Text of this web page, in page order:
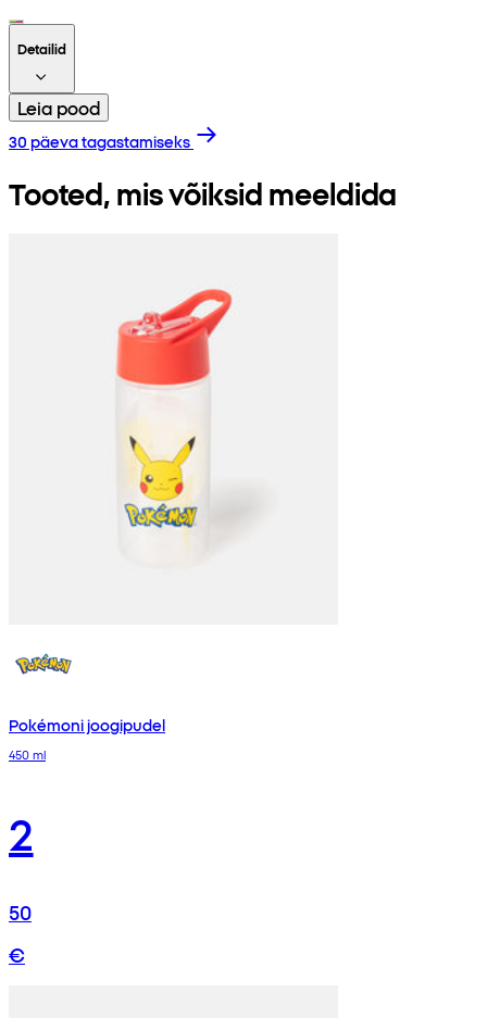
Detailid
Leia pood
30 päeva tagastamiseks
Tooted, mis võiksid meeldida
Pokémoni joogipudel
450 ml
2
50
€